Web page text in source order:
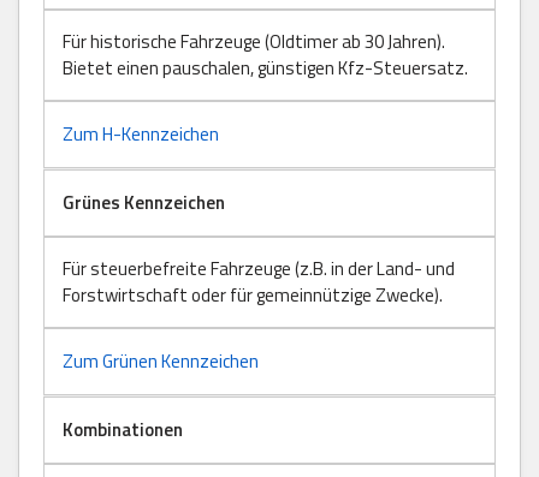
Für historische Fahrzeuge (Oldtimer ab 30 Jahren).
Bietet einen pauschalen, günstigen Kfz-Steuersatz.
Zum H-Kennzeichen
Grünes Kennzeichen
Für steuerbefreite Fahrzeuge (z.B. in der Land- und
Forstwirtschaft oder für gemeinnützige Zwecke).
Zum Grünen Kennzeichen
Kombinationen